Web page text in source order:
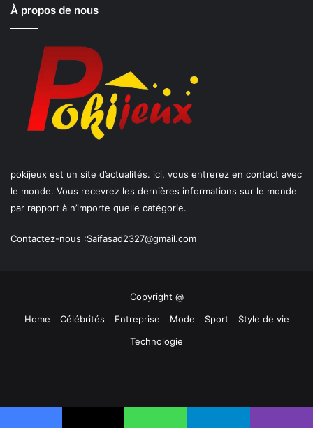
À propos de nous
pokijeux est un site d’actualités. ici, vous entrerez en contact avec
le monde. Vous recevrez les dernières informations sur le monde
par rapport à n’importe quelle catégorie.
Contactez-nous :Saifasad2327@gmail.com
Copyright @
Home
Célébrités Entreprise Mode Sport
Style de vie
Technologie